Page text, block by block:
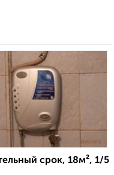
срок, 18м², 1/5